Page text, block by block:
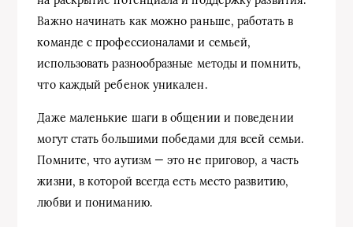
Важно начинать как можно раньше, работать в
команде с профессионалами и семьей,
использовать разнообразные методы и помнить,
что каждый ребенок уникален.
Даже маленькие шаги в общении и поведении
могут стать большими победами для всей семьи.
Помните, что аутизм — это не приговор, а часть
жизни, в которой всегда есть место развитию,
любви и пониманию.